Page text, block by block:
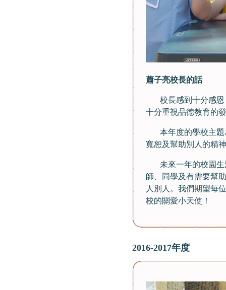
蕭子亮校長的話
校長感到十分感恩
十分重視品德教育的
本年度的學校主題
寬恕及幫助別人的精
未來一年的校園生
師、同學及有需要幫
人別人。我們期望每
校的關愛小天使！
2016-2017年度